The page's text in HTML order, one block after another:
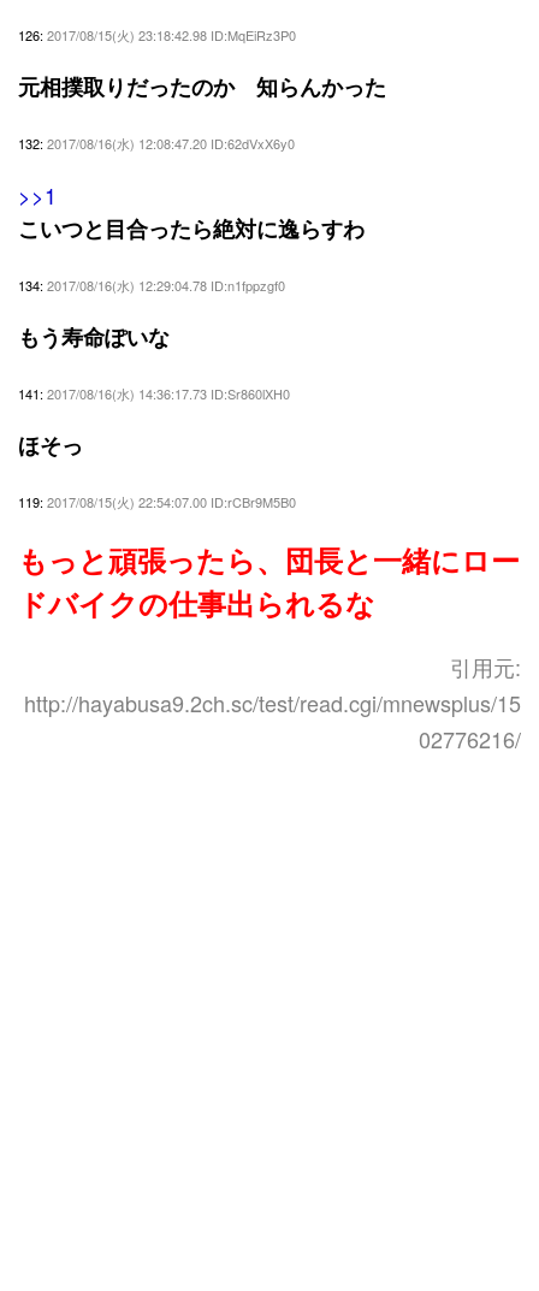
126: 2017/08/15(火) 23:18:42.98 ID:MqEiRz3P0
元相撲取りだったのか 知らんかった
132: 2017/08/16(水) 12:08:47.20 ID:62dVxX6y0
>>1
こいつと目合ったら絶対に逸らすわ
134: 2017/08/16(水) 12:29:04.78 ID:n1fppzgf0
もう寿命ぽいな
141: 2017/08/16(水) 14:36:17.73 ID:Sr860lXH0
ほそっ
119: 2017/08/15(火) 22:54:07.00 ID:rCBr9M5B0
もっと頑張ったら、団長と一緒にロー
ドバイクの仕事出られるな
引用元:
http://hayabusa9.2ch.sc/test/read.cgi/mnewsplus/15
02776216/